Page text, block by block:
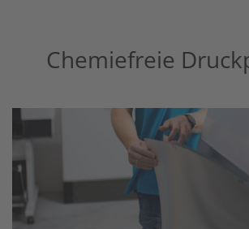
Chemiefreie